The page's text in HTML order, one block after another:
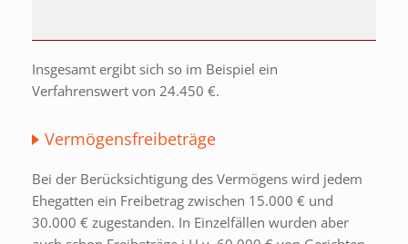
Insgesamt ergibt sich so im Beispiel ein
Verfahrenswert von 24.450 €.
Vermögensfreibeträge
Bei der Berücksichtigung des Vermögens wird jedem
Ehegatten ein Freibetrag zwischen 15.000 € und
30.000 € zugestanden. In Einzelfällen wurden aber